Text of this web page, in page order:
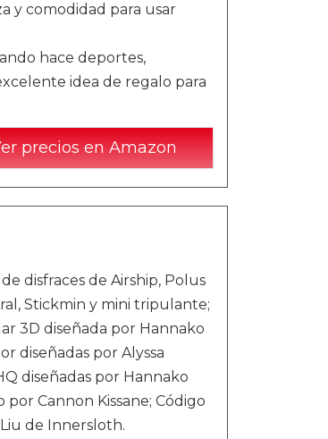
y comodidad para usar
hace deportes,
idea de regalo para
precios en Amazon
disfraces de Airship, Polus
Stickmin y mini tripulante;
3D diseñada por Hannako
diseñadas por Alyssa
diseñadas por Hannako
Cannon Kissane; Código
de Innersloth.